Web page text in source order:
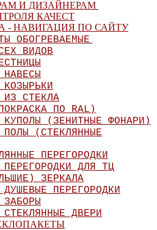
И ДИЗАЙНЕРАМ
КАЧЕСТ
- НАВИГАЦИЯ ПО САЙТУ
ОБОГРЕВАЕМЫЕ
ВИДОВ
НАВЕСЫ
ИЗ СТЕКЛА
ПО RAL)
КУПОЛЫ (ЗЕНИТНЫЕ ФОНАРИ)
ПОЛЫ (СТЕКЛЯННЫЕ
ПЕРЕГОРОДКИ
ПЕРЕГОРОДКИ ДЛЯ ТЦ
ЗЕРКАЛА
ДУШЕВЫЕ ПЕРЕГОРОДКИ
ЗАБОРЫ
СТЕКЛЯННЫЕ ДВЕРИ